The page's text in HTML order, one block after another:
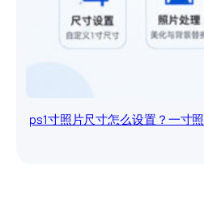
ps1寸照片尺寸怎么设置？一寸